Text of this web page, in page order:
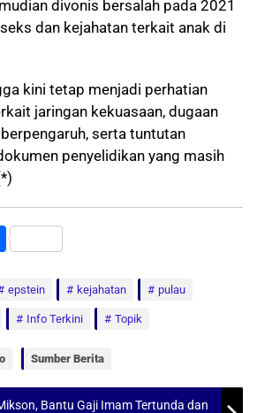
divonis bersalah pada 2021
dan kejahatan terkait anak di
kini tetap menjadi perhatian
jaringan kekuasaan, dugaan
serta tuntutan
penyelidikan yang masih
S
a
epstein kejahatan pulau
Info Terkini Topik
Sumber Berita
Bantu Gaji Imam Tertunda dan